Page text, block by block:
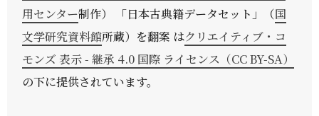
用センター制作） 「日本古典籍データセット」（国
文学研究資料館所蔵）を翻案 はクリエイティブ・コ
モンズ 表示 - 継承 4.0 国際 ライセンス（CC BY-SA）
の下に提供されています。